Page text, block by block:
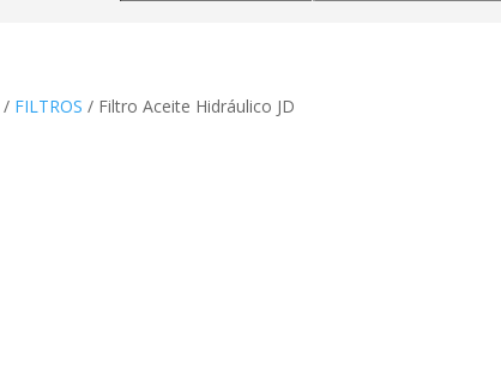
/ FILTROS / Filtro Aceite Hidráulico JD